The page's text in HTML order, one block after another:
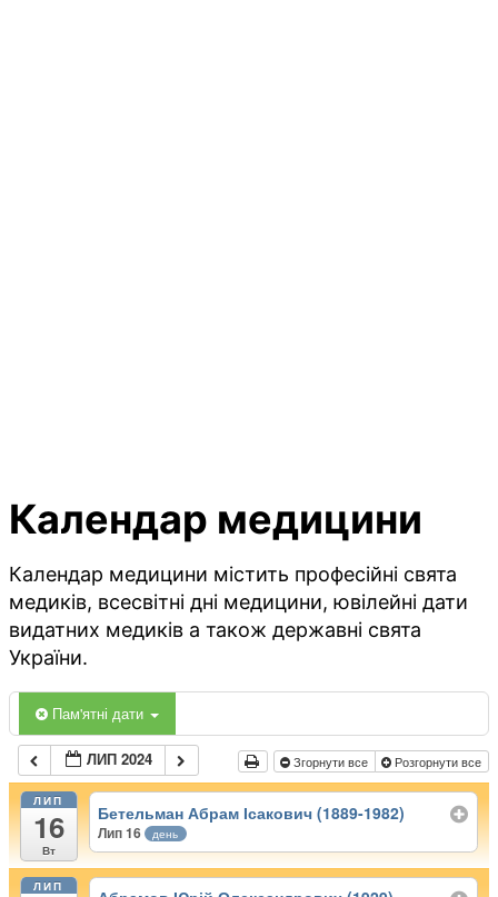
Календар медицини
Календар медицини містить професійні свята
медиків, всесвітні дні медицини, ювілейні дати
видатних медиків а також державні свята
України.
Пам'ятні дати
ЛИП 2024 Згорнути все Розгорнути все
ЛИП
16
Вт
Бетельман Абрам Ісакович (1889-1982)
Лип 16 день
ЛИП